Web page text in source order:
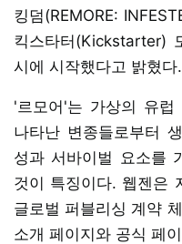
킹덤(REMORE:
킥스타터(Kickstarter)
시에 시작했다고 밝혔다.
'르모어'는 가상의 유
나타난 변종들로부터
성과 서바이벌 요소를
것이 특징이다. 웹젠은
글로벌 퍼블리싱 계약
소개 페이지와 공식 페